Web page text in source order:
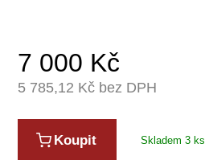
7 000 Kč
5 785,12 Kč bez DPH
Koupit Skladem 3 ks